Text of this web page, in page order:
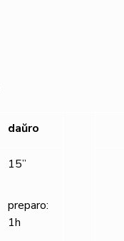
daŭro
15”
preparo:
1h